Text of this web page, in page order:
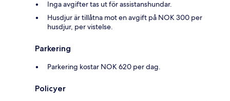
Inga avgifter tas ut för assistanshundar.
Husdjur är tillåtna mot en avgift på NOK 300 per
husdjur, per vistelse.
Parkering
Parkering kostar NOK 620 per dag.
Policyer